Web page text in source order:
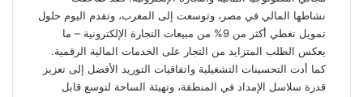
نشاطها المالي في مصر، وتوسعت إلى المغرب، وتقدم اليوم حلول
تمويل تغطي أكثر من 9% من مبيعات التجارة الإلكترونية – ما
يعكس الطلب المتزايد من التجار على الخدمات المالية الرقمية.
كما أدت التحسينات التشغيلية واتفاقيات التوريد الأفضل إلى تعزيز
قدرة سلاسل الإمداد في المنطقة، وتهيئة الساحة لتوسع قابل